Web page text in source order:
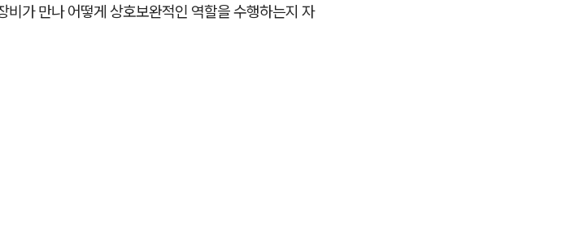
비가 만나 어떻게 상호보완적인 역할을 수행하는지 자